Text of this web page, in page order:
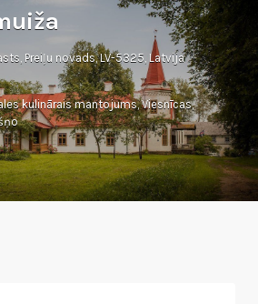
Preiļu novads, LV-5325, Latvija
kulinārais mantojums,Viesnīcas,